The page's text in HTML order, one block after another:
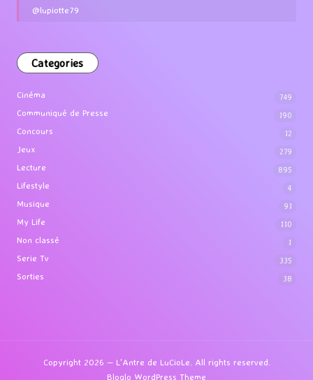
@lupiotte79
Categories
Cinéma 749
Communiqué de Presse 190
Concours 12
Jeux 279
Lecture 895
Lifestyle 4
Musique 91
My Life 110
Non classé 1
Serie Tv 335
Sorties 38
Copyright 2026 — L'Antre de LuCioLe. All rights reserved.
Bloglo WordPress Theme